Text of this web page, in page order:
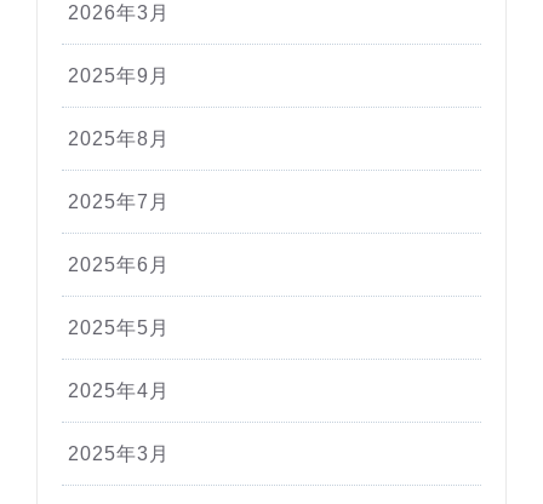
2026年3月
2025年9月
2025年8月
2025年7月
2025年6月
2025年5月
2025年4月
2025年3月